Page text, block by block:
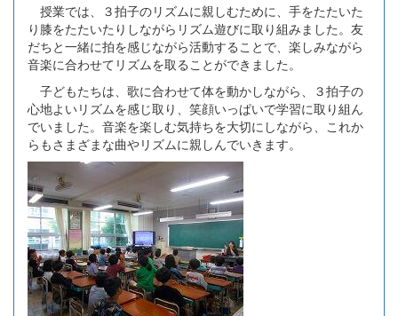
授業では、３拍子のリズムに親しむために、手をたたいた
り膝をたたいたりしながらリズム遊びに取り組みました。友
だちと一緒に拍を感じながら活動することで、楽しみながら
音楽に合わせてリズムを取ることができました。
子どもたちは、歌に合わせて体を動かしながら、３拍子の
心地よいリズムを感じ取り、笑顔いっぱいで学習に取り組ん
でいました。音楽を楽しむ気持ちを大切にしながら、これか
らもさまざまな曲やリズムに親しんでいきます。